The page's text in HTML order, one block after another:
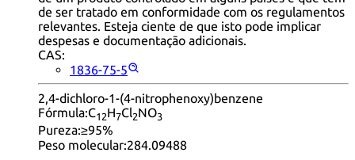
de ser tratado em conformidade com os regulamentos
relevantes. Esteja ciente de que isto pode implicar
despesas e documentação adicionais.
CAS:
1836-75-5
2,4-dichloro-1-(4-nitrophenoxy)benzene
Fórmula:C12H7Cl2NO3
Pureza:≥95%
Peso molecular:284.09488